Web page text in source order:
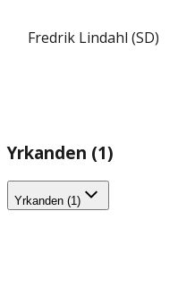
Fredrik Lindahl (SD)
Yrkanden (1)
Yrkanden (1)